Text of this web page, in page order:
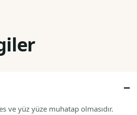
ve yüz yüze muhatap olmasıdır.